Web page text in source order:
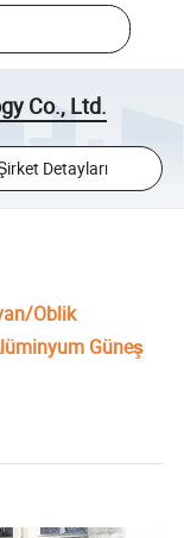
Co., Ltd.
Detayları
Oblik
Güneş